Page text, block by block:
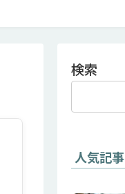
検索
人気記事